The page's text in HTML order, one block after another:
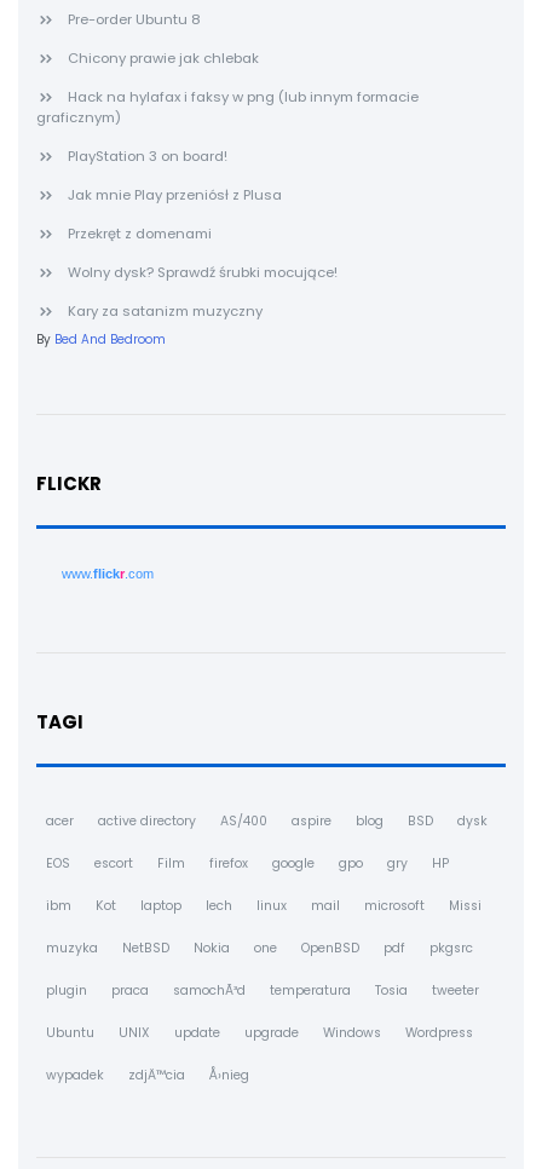
Pre-order Ubuntu 8
Chicony prawie jak chlebak
Hack na hylafax i faksy w png (lub innym formacie
graficznym)
PlayStation 3 on board!
Jak mnie Play przeniósł z Plusa
Przekręt z domenami
Wolny dysk? Sprawdź śrubki mocujące!
Kary za satanizm muzyczny
By Bed And Bedroom
FLICKR
www.flickr.com
TAGI
acer active directory AS/400 aspire blog BSD dysk
EOS escort Film firefox google gpo gry HP
ibm Kot laptop lech linux mail microsoft Missi
muzyka NetBSD Nokia one OpenBSD pdf pkgsrc
plugin praca samochÃ³d temperatura Tosia tweeter
Ubuntu UNIX update upgrade Windows Wordpress
wypadek zdjÄ™cia Å›nieg